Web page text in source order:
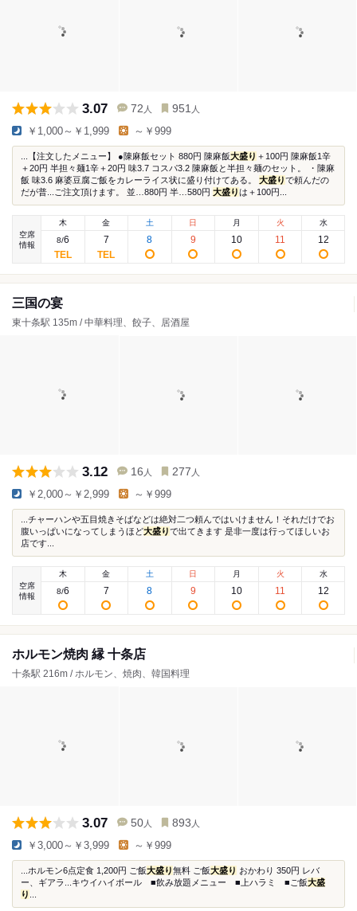
3.07 72 人 951 人
￥1,000～￥1,999 ～￥999
...【注文したメニュー】 ●陳麻飯セット 880円 陳麻飯大盛り ＋100円 陳麻飯1辛
＋20円 半担々麺1辛＋20円 味3.7 コスパ3.2 陳麻飯と半担々麺のセット。 ・陳麻
飯 味3.6 麻婆豆腐ご飯をカレーライス状に盛り付けてある。 大盛りで頼んだの
だが普...ご注文頂けます。 並…880円 半…580円 大盛りは＋100円...
空席
情報
木
8/6
金
7
土
8
日
9
月
10
火
11
水
12
三国の宴
東十条駅 135m / 中華料理、餃子、居酒屋
3.12 16 人 277 人
￥2,000～￥2,999 ～￥999
...チャーハンや五目焼きそばなどは絶対二つ頼んではいけません！それだけでお
腹いっぱいになってしまうほど大盛りで出てきます 是非一度は行ってほしいお
店です...
空席
情報
木
8/6
金
7
土
8
日
9
月
10
火
11
水
12
ホルモン焼肉 縁 十条店
十条駅 216m / ホルモン、焼肉、韓国料理
3.07 50 人 893 人
￥3,000～￥3,999 ～￥999
...ホルモン6点定食 1,200円 ご飯大盛り無料 ご飯大盛り おかわり 350円 レバ
ー、ギアラ...キウイハイボール ■飲み放題メニュー ■上ハラミ ■ご飯大盛
り